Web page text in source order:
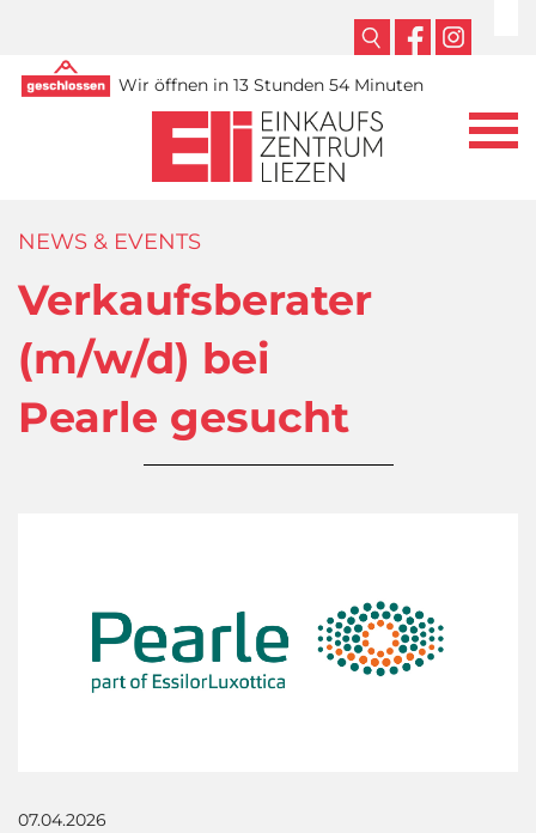
Wir öffnen in 13 Stunden 54 Minuten
NEWS & EVENTS
Verkaufsberater
(m/w/d) bei
Pearle gesucht
07.04.2026